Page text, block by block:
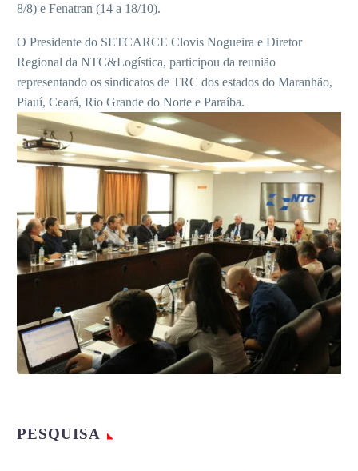
8/8) e Fenatran (14 a 18/10).
O Presidente do SETCARCE Clovis Nogueira e Diretor
Regional da NTC&Logística, participou da reunião
representando os sindicatos de TRC dos estados do Maranhão,
Piauí, Ceará, Rio Grande do Norte e Paraíba.
PESQUISA